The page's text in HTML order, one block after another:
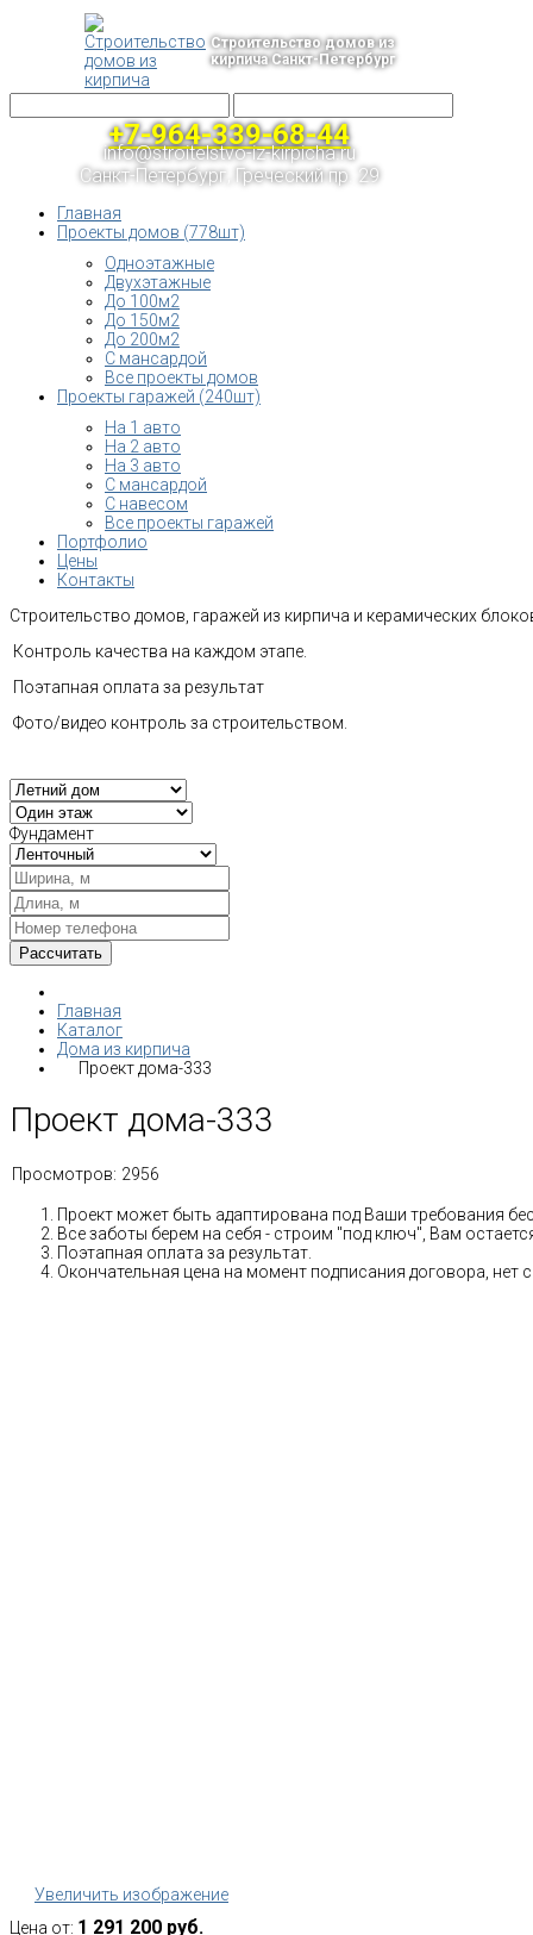
Строительство домов из
кирпича Санкт-Петербург
+7-964-339-68-44
info@stroitelstvo-iz-kirpicha.ru
Санкт-Петербург, Греческий пр. 29
Главная
Проекты домов (778шт)
Одноэтажные
Двухэтажные
До 100м2
До 150м2
До 200м2
С мансардой
Все проекты домов
Проекты гаражей (240шт)
На 1 авто
На 2 авто
На 3 авто
С мансардой
С навесом
Все проекты гаражей
Портфолио
Цены
Контакты
Строительство домов, гаражей из кирпича и керамических
Контроль качества на каждом этапе.
Поэтапная оплата за результат
Фото/видео контроль за строительством.
Фундамент
Главная
Каталог
Дома из кирпича
Проект дома-333
Проект дома-333
Просмотров: 2956
Проект может быть адаптирована под Ваши требования
Все заботы берем на себя - строим "под ключ", Вам
Поэтапная оплата за результат.
Окончательная цена на момент подписания договора, нет
Увеличить изображение
Цена от: 1 291 200 руб.